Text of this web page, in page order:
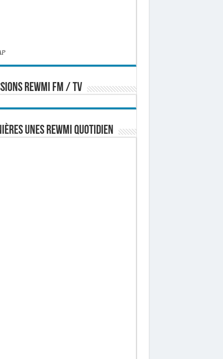
REWMI FM / TV
Unes Rewmi Quotidien